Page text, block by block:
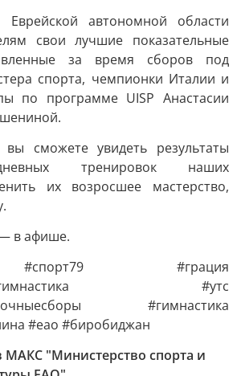
автономной области
свои лучшие показательные
за время сборов под
спорта, чемпионки Италии и
по программе UISP Анастасии
сможете увидеть результаты
тренировок наших
их возросшее мастерство,
в афише.
#грация
#утс
#гимнастика
#еао #биробиджан
МАКС "Министерство спорта и